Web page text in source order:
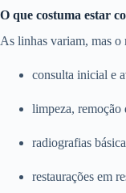
O que costuma estar
As linhas variam, mas
consulta inicial e
limpeza, remoção
radiografias
restaurações em